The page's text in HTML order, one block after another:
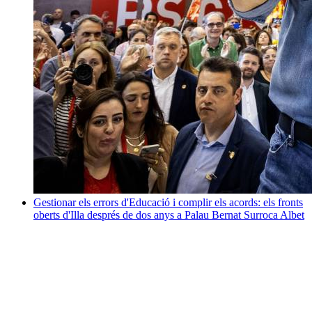
Gestionar els errors d'Educació i complir els acords: els fronts
oberts d'Illa després de dos anys a Palau Bernat Surroca Albet